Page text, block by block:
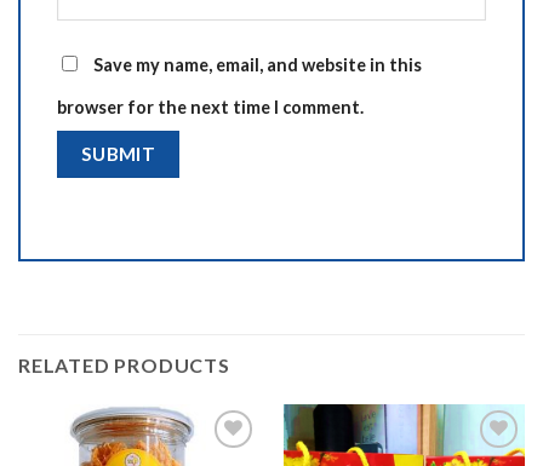
Save my name, email, and website in this
browser for the next time I comment.
RELATED PRODUCTS